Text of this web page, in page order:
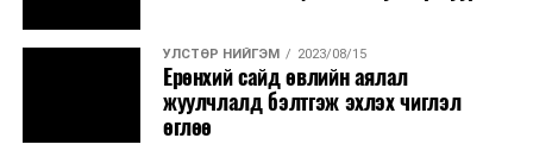
УЛСТӨР НИЙГЭМ 2023/08/15
Ерөнхий сайд өвлийн аялал
жуулчлалд бэлтгэж эхлэх чиглэл
өглөө